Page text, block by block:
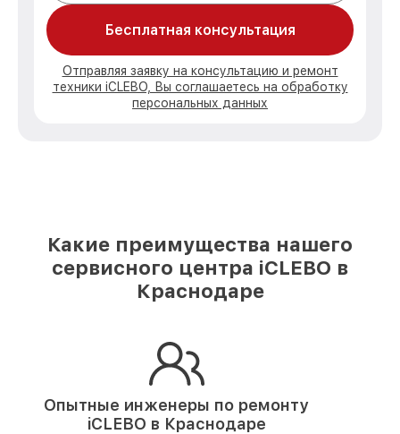
Бесплатная консультация
Отправляя заявку на консультацию и ремонт
техники iCLEBO, Вы соглашаетесь на обработку
персональных данных
Какие преимущества нашего
сервисного центра iCLEBO в
Краснодаре
Опытные инженеры по ремонту
iCLEBO в Краснодаре